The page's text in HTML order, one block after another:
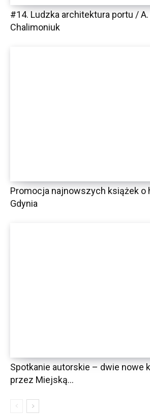
#14. Ludzka architektura portu /
Chalimoniuk
Promocja najnowszych książek o
Gdynia
Spotkanie autorskie – dwie nowe
przez Miejską...